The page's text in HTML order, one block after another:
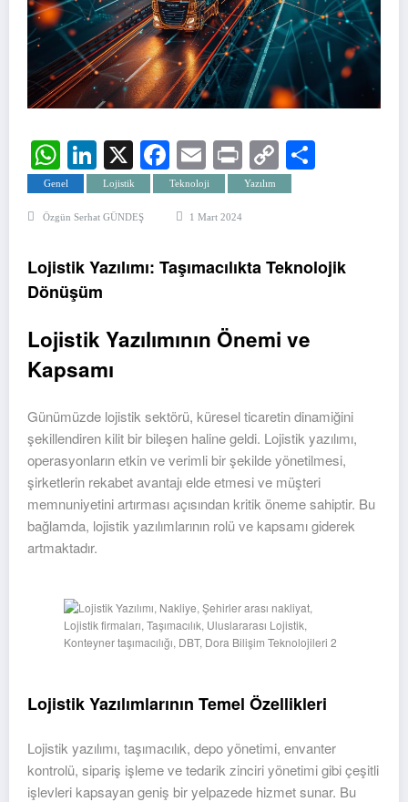
WhatsApp
LinkedIn
X Facebook
Email
PrintCopy
Link
Genel Lojistik Teknoloji Yazılım
Özgün Serhat GÜNDEŞ 1 Mart 2024
Lojistik Yazılımı: Taşımacılıkta Teknolojik
Dönüşüm
Lojistik Yazılımının Önemi ve
Kapsamı
Günümüzde lojistik sektörü, küresel ticaretin dinamiğini
şekillendiren kilit bir bileşen haline geldi. Lojistik yazılımı,
operasyonların etkin ve verimli bir şekilde yönetilmesi,
şirketlerin rekabet avantajı elde etmesi ve müşteri
memnuniyetini artırması açısından kritik öneme sahiptir. Bu
bağlamda, lojistik yazılımlarının rolü ve kapsamı giderek
artmaktadır.
Lojistik Yazılımlarının Temel Özellikleri
Lojistik yazılımı, taşımacılık, depo yönetimi, envanter
kontrolü, sipariş işleme ve tedarik zinciri yönetimi gibi çeşitli
işlevleri kapsayan geniş bir yelpazede hizmet sunar. Bu